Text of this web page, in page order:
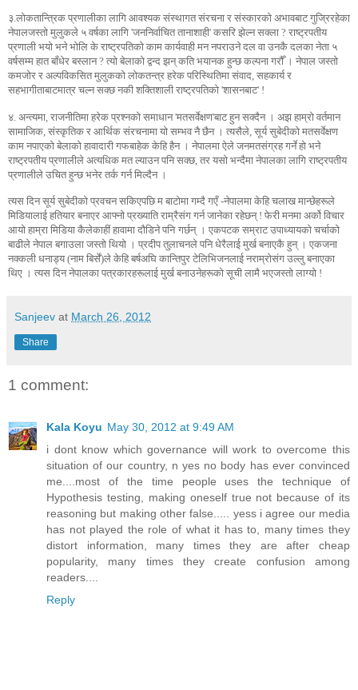
३.लोकतान्त्रिक प्रणालीका लागि आवश्यक संस्थागत संरचना र संस्कारको अभावबाट गुज्रिरहेका
नेपालजस्तो मुलुकले ५ वर्षका लागि 'जननिर्वाचित तानाशाही' कसरि झेल्न सक्ला ? राष्ट्रपतीय
प्रणाली भयो भने भोलि के राष्ट्रपतिको काम कार्यवाही मन नपराउने दल वा उनकै दलका नेता ५
वर्षसम्म हात बाँधेर बस्लान ? त्यो बेलाको द्वन्द झन् कति भयानक हुन्छ कल्पना गरौँ । नेपाल जस्तो
कमजोर र अल्पविकसित मुलुकको लोकतन्त्र हरेक परिस्थितिमा संवाद, सहकार्य र
सहभागीताबाटमात्र चल्न सक्छ नकी शक्तिशाली राष्ट्रपतिको 'शासनबाट' !
४. अन्त्यमा, राजनीतिमा हरेक प्रश्नको समाधान 'मतसर्वेक्षण'बाट हुन सक्दैन । अझ हाम्रो वर्तमान
सामाजिक, संस्कृतिक र आर्थिक संरचनामा यो सम्भव नै छैन । त्यसैले, सूर्य सुबेदीको मतसर्वेक्षण
काम नपाएको बेलाको हावादारी गफबाहेक केहि हैन । नेपालमा ऐले जनमतसंग्रह गर्ने हो भने
राष्ट्रपतीय प्रणालीले अत्यधिक मत ल्याउन पनि सक्छ, तर यसो भन्दैमा नेपालका लागि राष्ट्रपतीय
प्रणालीले उचित हुन्छ भनेर तर्क गर्न मिल्दैन ।
त्यस दिन सूर्य सुबेदीको प्रवचन सकिएपछि म बाटोमा गम्दै गएँ -नेपालमा केहि चलाख मान्छेहरूले
मिडियालाई हतियार बनाएर आफ्नो प्रख्याति राम्रैसंग गर्न जानेका रहेछन् ! फेरी मनमा अर्को विचार
आयो हाम्रा मिडिया कैलेकाहीं हावामा दौडिनेपनि गर्छन् । एकपटक सम्राट उपाध्यायको चर्चाको
बाढीले नेपाल बगाउला जस्तो थियो । प्रदीप तुलाचनले पनि धेरैलाई मुर्ख बनाएकै हुन् । एकजना
नक्कली धनाड्य(नाम बिर्सें)ले केहि बर्षअघि कान्तिपुर टेलिभिजनलाई नराम्रोसंग उल्लु बनाएका
थिए । त्यस दिन नेपालका पत्रकारहरूलाई मुर्ख बनाउनेहरूको सूची लामै भएजस्तो लाग्यो !
Sanjeev at March 26, 2012
Share
1 comment:
Kala Koyu May 30, 2012 at 9:49 AM
i dont know which governance will work to overcome this
situation of our country, n yes no body has ever convinced
me....most of the time people uses the technique of
Hypothesis testing, making oneself true not because of its
reasoning but making other false..... yess i agree our media
has not played the role of what it has to, many times they
distort information, many times they are after cheap
popularity, many times they create confusion among
readers....
Reply